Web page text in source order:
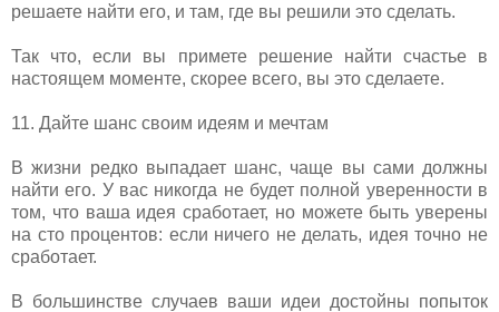
решаете найти его, и там, где вы решили это сделать.
Так что, если вы примете решение найти счастье в
настоящем моменте, скорее всего, вы это сделаете.
11. Дайте шанс своим идеям и мечтам
В жизни редко выпадает шанс, чаще вы сами должны
найти его. У вас никогда не будет полной уверенности в
том, что ваша идея сработает, но можете быть уверены
на сто процентов: если ничего не делать, идея точно не
сработает.
В большинстве случаев ваши идеи достойны попыток